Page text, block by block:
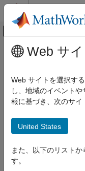
コンテンツへスキップ
オフキャ
ドキュメンテーションのホ
Embedded Coder
Deployment, Integration,
Embedded Coder Support
Applications
getApplicationState
メインコンテンツ
Get state of
Since R2022b
Syntax
state =
Description
Web サ
Web サイトを選択す
し、地域のイベント
報に基づき、次のサ
United States
また、以下のリスト
す。